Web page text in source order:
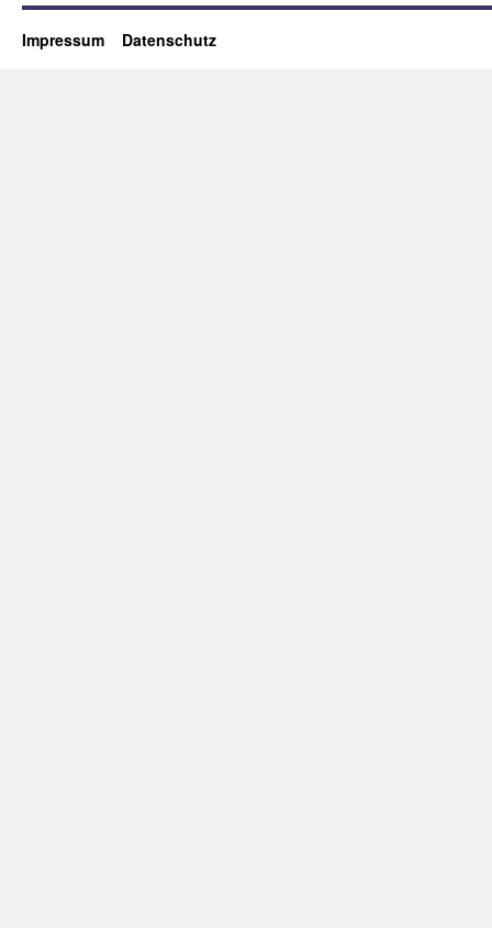
Impressum Datenschutz